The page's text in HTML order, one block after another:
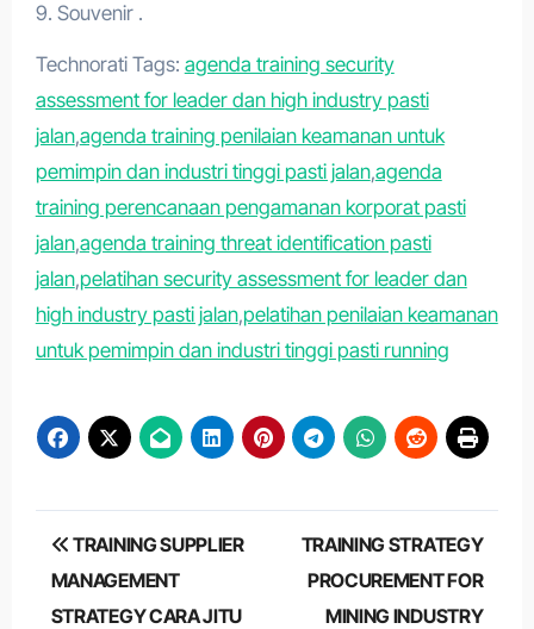
9. Souvenir .
Technorati Tags: agenda training security
assessment for leader dan high industry pasti
jalan,agenda training penilaian keamanan untuk
pemimpin dan industri tinggi pasti jalan,agenda
training perencanaan pengamanan korporat pasti
jalan,agenda training threat identification pasti
jalan,pelatihan security assessment for leader dan
high industry pasti jalan,pelatihan penilaian keamanan
untuk pemimpin dan industri tinggi pasti running
Post
navigation
TRAINING SUPPLIER
MANAGEMENT
STRATEGY CARA JITU
TRAINING STRATEGY
PROCUREMENT FOR
MINING INDUSTRY